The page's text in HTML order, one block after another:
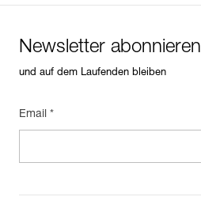
Newsletter abonnieren
und auf dem Laufenden bleiben
Email *